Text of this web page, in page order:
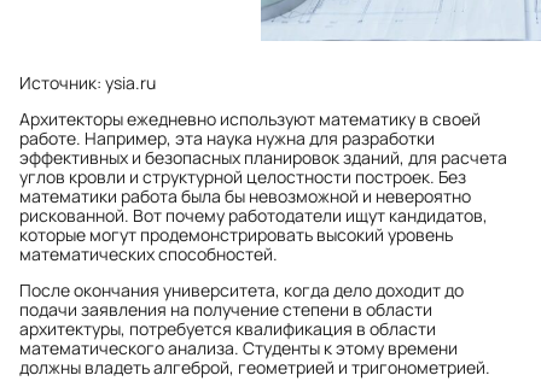
Источник: ysia.ru
Архитекторы ежедневно используют математику в своей
работе. Например, эта наука нужна для разработки
эффективных и безопасных планировок зданий, для расчета
углов кровли и структурной целостности построек. Без
математики работа была бы невозможной и невероятно
рискованной. Вот почему работодатели ищут кандидатов,
которые могут продемонстрировать высокий уровень
математических способностей.
После окончания университета, когда дело доходит до
подачи заявления на получение степени в области
архитектуры, потребуется квалификация в области
математического анализа. Студенты к этому времени
должны владеть алгеброй, геометрией и тригонометрией.